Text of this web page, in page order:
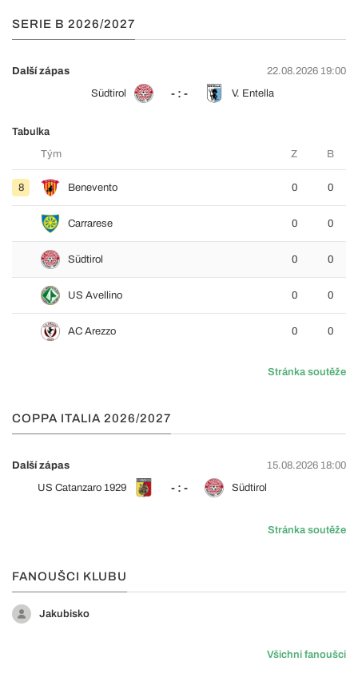
SERIE B 2026/2027
Další zápas
22.08.2026 19:00
Südtirol
- : - V. Entella
Tabulka
Tým
Z B
8 Benevento 0 0
Carrarese 0 0
Südtirol 0 0
US Avellino 0 0
AC Arezzo 0 0
Stránka soutěže
COPPA ITALIA 2026/2027
Další zápas
15.08.2026 18:00
US Catanzaro 1929
- : - Südtirol
Stránka soutěže
FANOUŠCI KLUBU
Jakubisko
Všichni fanoušci